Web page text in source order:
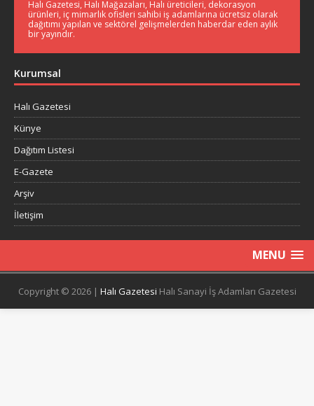
Halı Gazetesi, Halı Mağazaları, Halı üreticileri, dekorasyon
ürünleri, iç mimarlık ofisleri sahibi iş adamlarına ücretsiz olarak
dağıtımı yapılan ve sektörel gelişmelerden haberdar eden aylık
bir yayındır.
Kurumsal
Halı Gazetesi
Künye
Dağıtım Listesi
E-Gazete
Arşiv
İletişim
MENU
Copyright © 2026 | Halı Gazetesi Halı Sanayi İş Adamları Gazetesi